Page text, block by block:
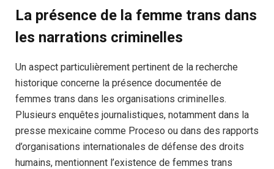
La présence de la femme trans dans
les narrations criminelles
Un aspect particulièrement pertinent de la recherche
historique concerne la présence documentée de
femmes trans dans les organisations criminelles.
Plusieurs enquêtes journalistiques, notamment dans la
presse mexicaine comme Proceso ou dans des rapports
d’organisations internationales de défense des droits
humains, mentionnent l’existence de femmes trans